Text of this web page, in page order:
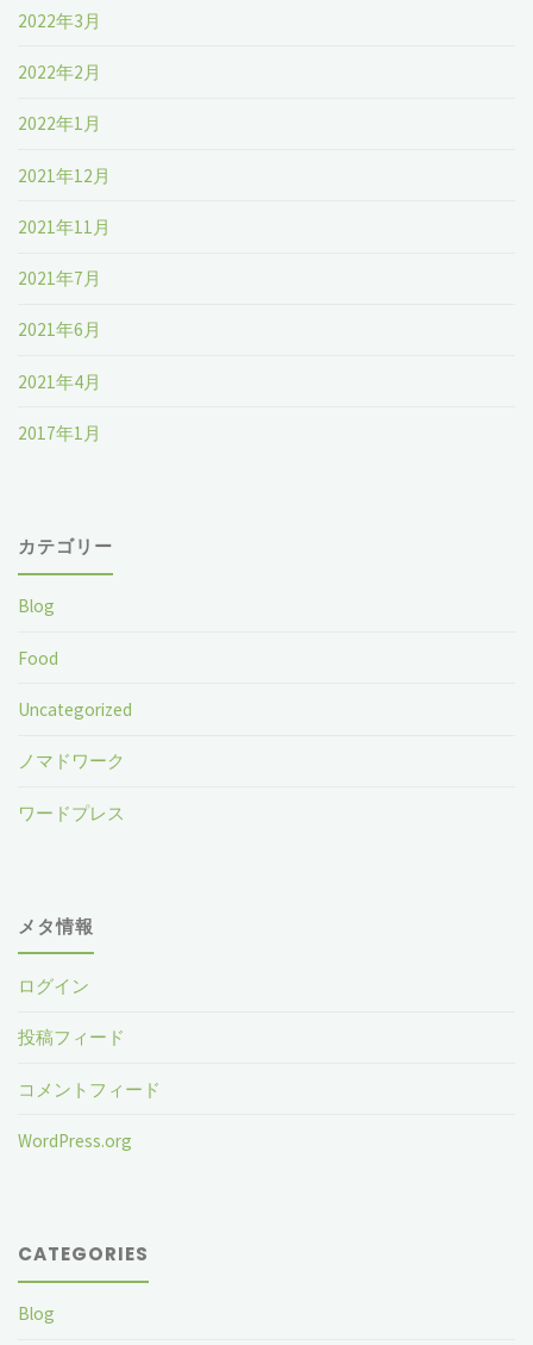
2022年3月
2022年2月
2022年1月
2021年12月
2021年11月
2021年7月
2021年6月
2021年4月
2017年1月
カテゴリー
Blog
Food
Uncategorized
ノマドワーク
ワードプレス
メタ情報
ログイン
投稿フィード
コメントフィード
WordPress.org
CATEGORIES
Blog